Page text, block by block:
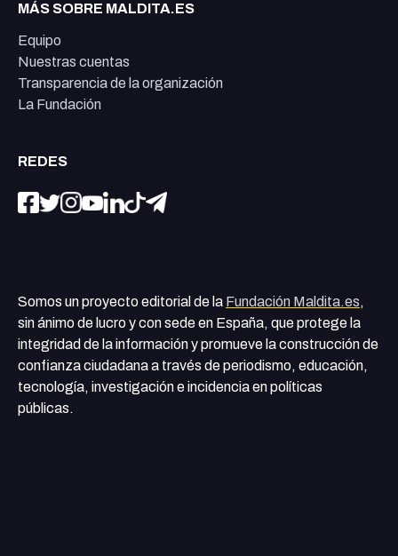
MÁS SOBRE MALDITA.ES
Equipo
Nuestras cuentas
Transparencia de la organización
La Fundación
REDES
Somos un proyecto editorial de la Fundación Maldita.es,
sin ánimo de lucro y con sede en España, que protege la
integridad de la información y promueve la construcción de
confianza ciudadana a través de periodismo, educación,
tecnología, investigación e incidencia en políticas
públicas.